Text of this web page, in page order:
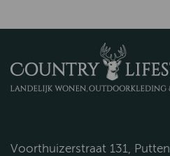
Voorthuizerstraat 131, Putten